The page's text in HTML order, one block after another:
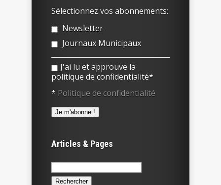
Sélectionnez vos abonnements:
Newsletter
Journaux Municipaux
J'ai lu et approuve la
politique de confidentialité*
* Politique de confidentialité
Articles & Pages
Rechercher :